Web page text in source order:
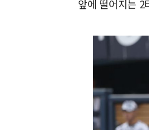
앞에 떨어지는 2